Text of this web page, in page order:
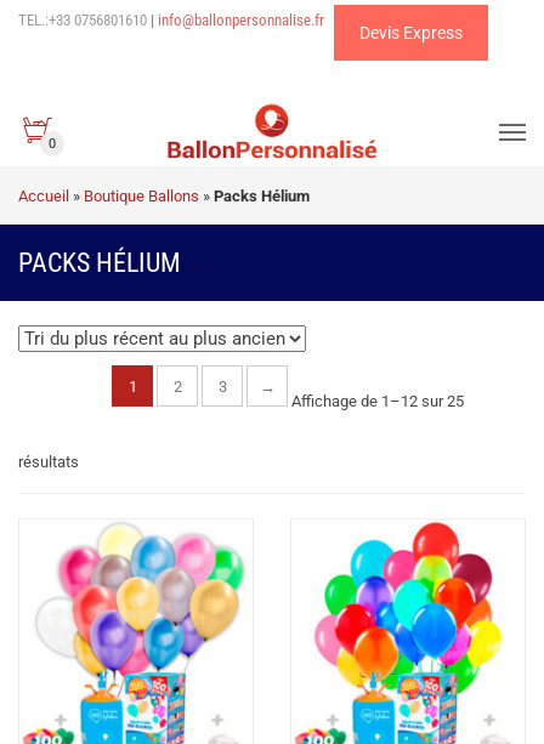
TEL.:+33 0756801610 | info@ballonpersonnalise.fr
Devis Express
0
Accueil » Boutique Ballons » Packs Hélium
PACKS HÉLIUM
1 2 3
→
Affichage de 1–12 sur 25
résultats
plus
récent
au